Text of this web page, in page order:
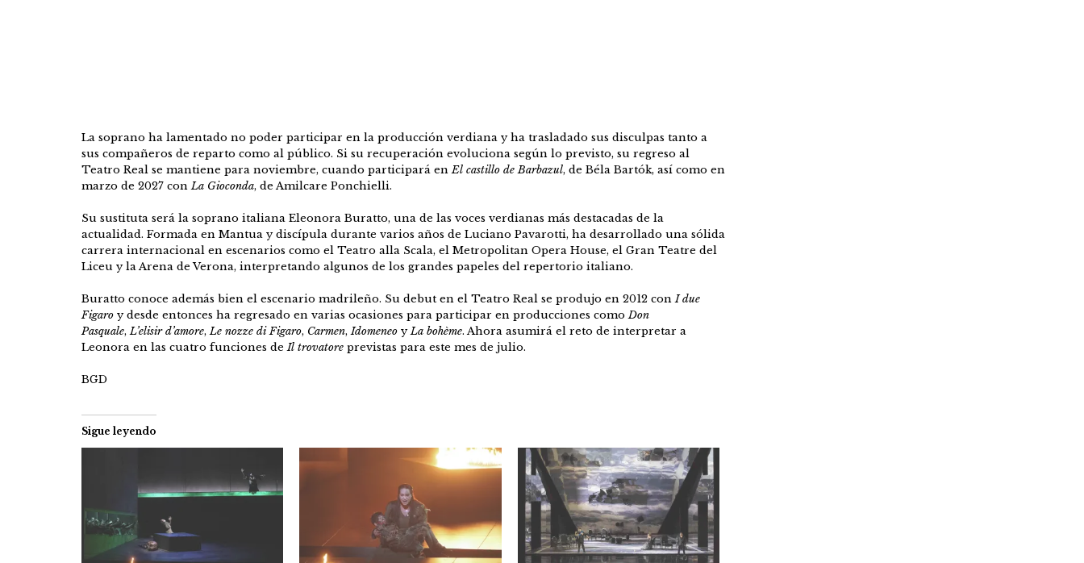
La soprano ha lamentado no poder participar en la producción verdiana y ha trasladado sus disculpas tanto a
sus compañeros de reparto como al público. Si su recuperación evoluciona según lo previsto, su regreso al
Teatro Real se mantiene para noviembre, cuando participará enEl castillo de Barbazul, de Béla Bartók, así como en
marzo de 2027 conLa Gioconda, de Amilcare Ponchielli.
Su sustituta será la soprano italiana Eleonora Buratto, una de las voces verdianas más destacadas de la
actualidad. Formada en Mantua y discípula durante varios años de Luciano Pavarotti, ha desarrollado una sólida
carrera internacional en escenarios como el Teatro alla Scala, el Metropolitan Opera House, el Gran Teatre del
Liceu y la Arena de Verona, interpretando algunos de los grandes papeles del repertorio italiano.
Buratto conoce además bien el escenario madrileño. Su debut en el Teatro Real se produjo en 2012 conI due
Figaroy desde entonces ha regresado en varias ocasiones para participar en producciones comoDon
Pasquale,L’elisir d’amore,Le nozze di Figaro, Carmen,IdomeneoyLa bohème. Ahora asumirá el reto de interpretar a
Leonora en las cuatro funciones deIl trovatoreprevistas para este mes de julio.
BGD
Sigue leyendo